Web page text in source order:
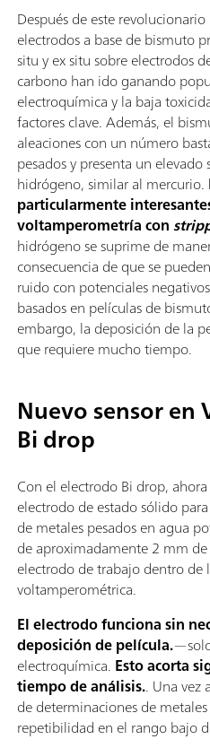
Después de este
electrodos a base de bismuto
situ y ex situ sobre electrodos
carbono han ido ganando
electroquímica y la baja
factores clave. Además, el
aleaciones con un número
pesados y presenta un
hidrógeno, similar al mercurio.
particularmente
voltamperometría con
hidrógeno se suprime de
consecuencia de que se
ruido con potenciales
basados en películas de
embargo, la deposición de la
que requiere mucho tiempo.
Nuevo sensor en
Bi drop
Con el electrodo Bi drop,
electrodo de estado sólido
de metales pesados en agua
de aproximadamente 2 mm
electrodo de trabajo dentro de
voltamperométrica.
El electrodo funciona sin
deposición de película.
electroquímica. Esto acorta
tiempo de análisis.. Una vez
de determinaciones de
repetibilidad en el rango bajo